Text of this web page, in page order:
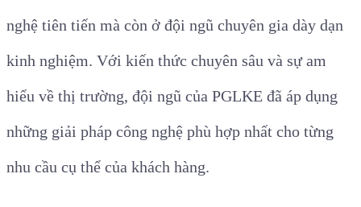
nghệ tiên tiến mà còn ở đội ngũ chuyên gia dày dạn
kinh nghiệm. Với kiến thức chuyên sâu và sự am
hiểu về thị trường, đội ngũ của PGLKE đã áp dụng
những giải pháp công nghệ phù hợp nhất cho từng
nhu cầu cụ thể của khách hàng.